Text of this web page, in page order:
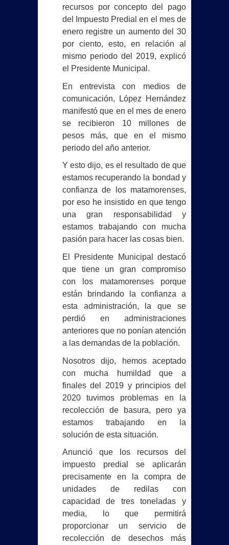
recursos por concepto del pago
del Impuesto Predial en el mes de
enero registre un aumento del 30
por ciento, esto, en relación al
mismo periodo del 2019, explicó
el Presidente Municipal.
En entrevista con medios de
comunicación, López Hernández
manifestó que en el mes de enero
se recibieron 10 millones de
pesos más, que en el mismo
periodo del año anterior.
Y esto dijo, es el resultado de que
estamos recuperando la bondad y
confianza de los matamorenses,
por eso he insistido en que tengo
una gran responsabilidad y
estamos trabajando con mucha
pasión para hacer las cosas bien.
El Presidente Municipal destacó
que tiene un gran compromiso
con los matamorenses porque
están brindando la confianza a
esta administración, la que se
perdió en administraciones
anteriores que no ponían atención
a las demandas de la población.
Nosotros dijo, hemos aceptado
con mucha humildad que a
finales del 2019 y principios del
2020 tuvimos problemas en la
recolección de basura, pero ya
estamos trabajando en la
solución de esta situación.
Anunció que los recursos del
impuesto predial se aplicarán
precisamente en la compra de
unidades de redilas con
capacidad de tres toneladas y
media, lo que permitirá
proporcionar un servicio de
recolección de desechos más